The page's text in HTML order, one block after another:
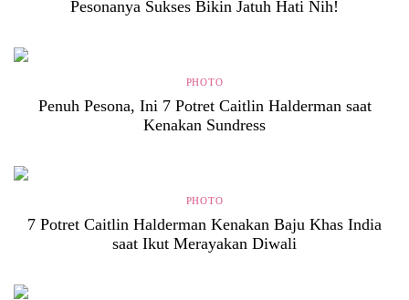
Pesonanya Sukses Bikin Jatuh Hati Nih!
PHOTO
Penuh Pesona, Ini 7 Potret Caitlin Halderman saat
Kenakan Sundress
PHOTO
7 Potret Caitlin Halderman Kenakan Baju Khas India
saat Ikut Merayakan Diwali